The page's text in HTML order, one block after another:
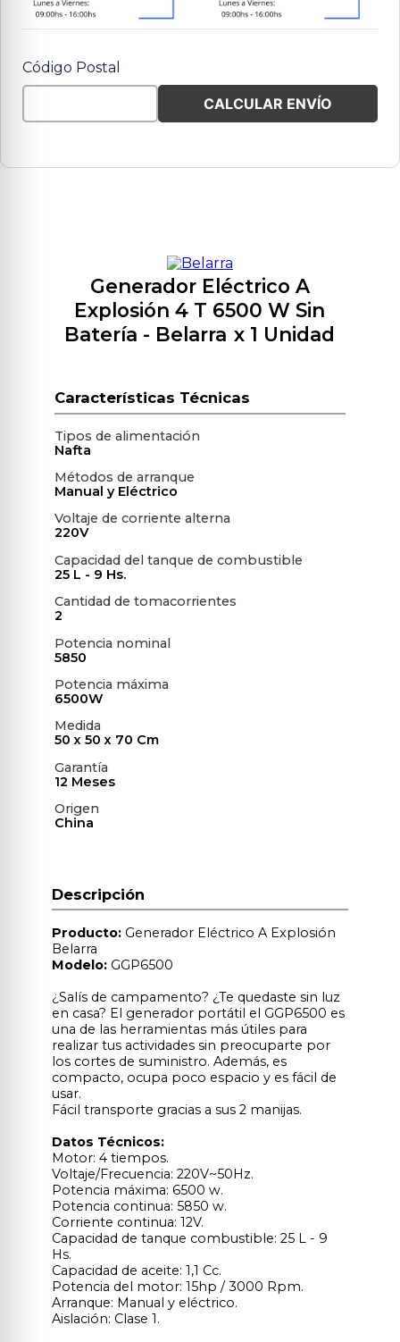
Código Postal
CALCULAR ENVÍO
Generador Eléctrico A
Explosión 4 T 6500 W Sin
Batería - Belarra x 1 Unidad
Tipos de alimentación
Nafta
Métodos de arranque
Manual y Eléctrico
Voltaje de corriente alterna
220V
Capacidad del tanque de combustible
25 L - 9 Hs.
Cantidad de tomacorrientes
2
Potencia nominal
5850
Potencia máxima
6500W
Medida
50 x 50 x 70 Cm
Garantía
12 Meses
Origen
China
Descripción
Producto:Generador Eléctrico A Explosión
Belarra
Modelo:GGP6500
¿Salís de campamento? ¿Te quedaste sin luz
en casa? El generador portátil el GGP6500 es
una de las herramientas más útiles para
realizar tus actividades sin preocuparte por
los cortes de suministro. Además, es
compacto, ocupa poco espacio y es fácil de
usar.
Fácil transporte gracias a sus 2 manijas.
Datos Técnicos:
Motor: 4 tiempos.
Voltaje/Frecuencia: 220V~50Hz.
Potencia máxima: 6500 w.
Potencia continua: 5850 w.
Corriente continua: 12V.
Capacidad de tanque combustible: 25 L - 9
Hs.
Capacidad de aceite: 1,1 Cc.
Potencia del motor: 15hp / 3000 Rpm.
Arranque: Manual y eléctrico.
Aislación: Clase 1.